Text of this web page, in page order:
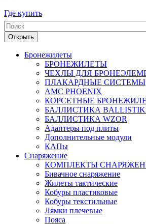
Где купить
Открыть
Бронежилеты
БРОНЕЖИЛЕТЫ
ЧЕХЛЫ ДЛЯ
ПЛАКАРДНЫЕ СИСТЕМЫ
АМС PHOENIX
КОРСЕТНЫЕ
БАЛЛИСТИКА
БАЛЛИСТИКА WZOR
Адаптеры под плиты
Дополнительные модули
КАПы
Снаряжение
КОМПЛЕКТЫ
Бивачное снаряжение
Жилеты тактические
Кобуры пластиковые
Кобуры текстильные
Лямки плечевые
Пояса